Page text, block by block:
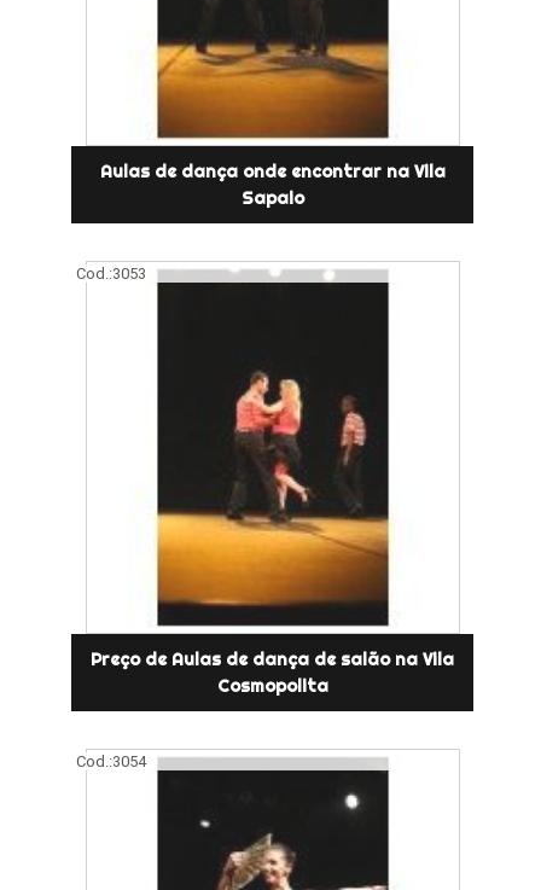
Aulas de dança onde encontrar na Vila
Sapaio
Cod.:3053
Preço de Aulas de dança de salão na Vila
Cosmopolita
Cod.:3054